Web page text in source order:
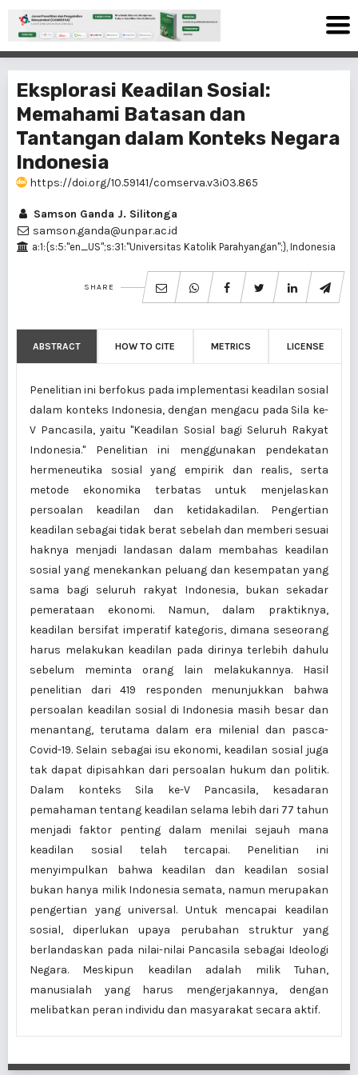
Eksplorasi Keadilan Sosial:
Memahami Batasan dan
Tantangan dalam Konteks Negara
Indonesia
https://doi.org/10.59141/comserva.v3i03.865
Samson Ganda J. Silitonga
samson.ganda@unpar.ac.id
a:1:{s:5:"en_US";s:31:"Universitas Katolik Parahyangan";}, Indonesia
SHARE
ABSTRACT HOW TO CITE METRICS LICENSE
Penelitian ini berfokus pada implementasi keadilan sosial
dalam konteks Indonesia, dengan mengacu pada Sila ke-
V Pancasila, yaitu "Keadilan Sosial bagi Seluruh Rakyat
Indonesia." Penelitian ini menggunakan pendekatan
hermeneutika sosial yang empirik dan realis, serta
metode ekonomika terbatas untuk menjelaskan
persoalan keadilan dan ketidakadilan. Pengertian
keadilan sebagai tidak berat sebelah dan memberi sesuai
haknya menjadi landasan dalam membahas keadilan
sosial yang menekankan peluang dan kesempatan yang
sama bagi seluruh rakyat Indonesia, bukan sekadar
pemerataan ekonomi. Namun, dalam praktiknya,
keadilan bersifat imperatif kategoris, dimana seseorang
harus melakukan keadilan pada dirinya terlebih dahulu
sebelum meminta orang lain melakukannya. Hasil
penelitian dari 419 responden menunjukkan bahwa
persoalan keadilan sosial di Indonesia masih besar dan
menantang, terutama dalam era milenial dan pasca-
Covid-19. Selain sebagai isu ekonomi, keadilan sosial juga
tak dapat dipisahkan dari persoalan hukum dan politik.
Dalam konteks Sila ke-V Pancasila, kesadaran
pemahaman tentang keadilan selama lebih dari 77 tahun
menjadi faktor penting dalam menilai sejauh mana
keadilan sosial telah tercapai. Penelitian ini
menyimpulkan bahwa keadilan dan keadilan sosial
bukan hanya milik Indonesia semata, namun merupakan
pengertian yang universal. Untuk mencapai keadilan
sosial, diperlukan upaya perubahan struktur yang
berlandaskan pada nilai-nilai Pancasila sebagai Ideologi
Negara. Meskipun keadilan adalah milik Tuhan,
manusialah yang harus mengerjakannya, dengan
melibatkan peran individu dan masyarakat secara aktif.